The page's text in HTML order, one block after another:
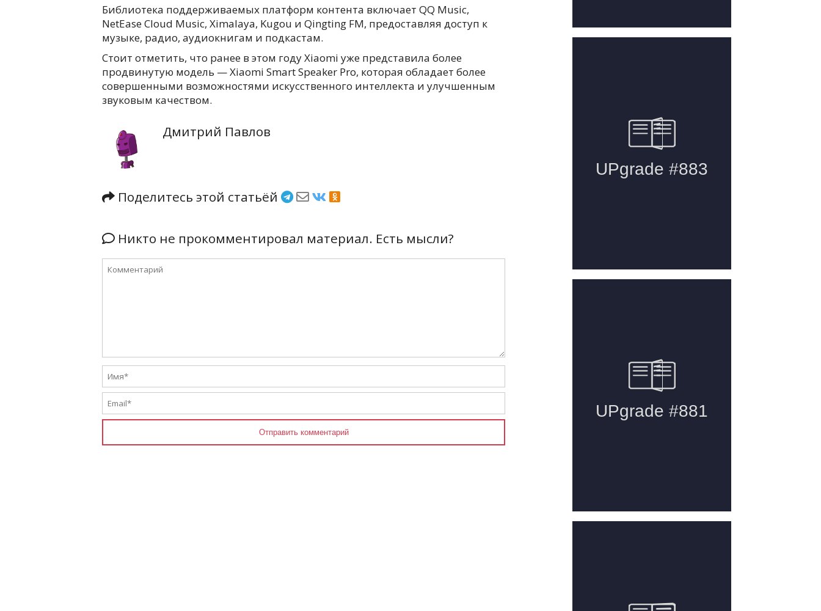
Библиотека поддерживаемых платформ контента включает QQ Music,
NetEase Cloud Music, Ximalaya, Kugou и Qingting FM, предоставляя доступ к
музыке, радио, аудиокнигам и подкастам.
Стоит отметить, что ранее в этом году Xiaomi уже представила более
продвинутую модель — Xiaomi Smart Speaker Pro, которая обладает более
совершенными возможностями искусственного интеллекта и улучшенным
звуковым качеством.
Дмитрий Павлов
Поделитесь этой статьёй
Никто не прокомментировал материал. Есть мысли?